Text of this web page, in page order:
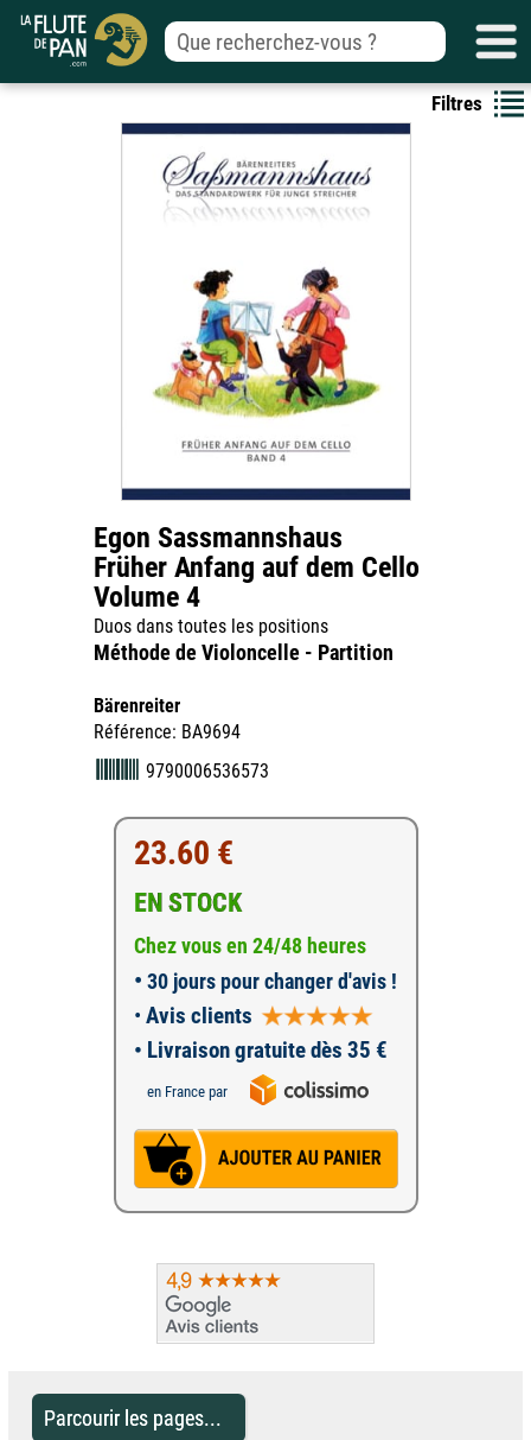
Filtres
Egon Sassmannshaus
Früher Anfang auf dem Cello
Volume 4
Duos dans toutes les positions
Méthode de Violoncelle - Partition
Bärenreiter
Référence: BA9694
9790006536573
23.60 €
EN STOCK
Chez vous en 24/48 heures
• 30 jours pour changer d'avis !
• Avis clients
• Livraison gratuite dès 35 €
en France par
Parcourir les pages...